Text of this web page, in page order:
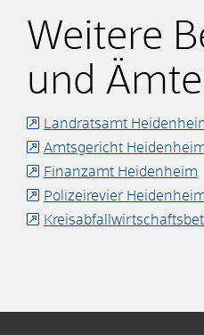
Weitere
und
Landratsamt
Amtsgericht
Finanzamt Heidenheim
Polizeirevier